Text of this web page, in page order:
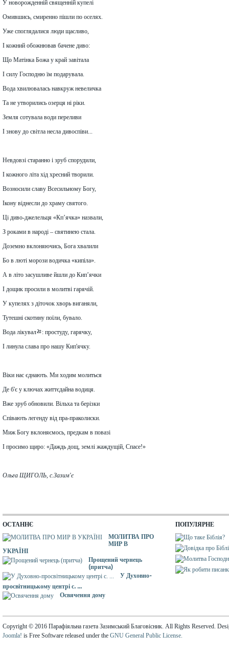
У новорожденній священній купелі
Омившись, смиренно пішли по оселях.
Уже споглядалися люди щасливо,
І кожний обожнював бачене диво:
Що Матінка Божа у край завітала
І силу Господню їм подарувала.
Вода хвилювалась навкруж невеличка
Та не утворились озерця ні ріки.
Земля сотувала води переливи
І знову до світла несла дивоспіви...
Невдовзі старанно і зруб спорудили,
І кожного літа хід хресний творили.
Возносили славу Всесильному Богу,
Ікону віднесли до храму святого.
Ці диво-джелельця «Кп’ячка» назвали,
З роками в народі – святинею стала.
Доземно вклоняючись, Бога хвалили
Бо в люті морози водичка «кипіла».
А в літо засушливе йшли до Кип’ячки
І дощик просили в молитві гарячій.
У купелях з діточок хворь виганяли,
Тутешні скотину поїли, бувало.
Вода лікувалﾰ: простуду, гарячку,
І линула слава про нашу Кип'ячку.
Віки нас єднають. Ми ходим молиться
Де б'є у ключах життєдайна водиця.
Вже зруб обновили. Вільха та берізки
Співають легенду від пра-праколиски.
Миж Богу вклоняємось, предкам в повазі
І просимо щиро: «Даждь дощ, землі жаждущій, Спасе!»
Ольга ЩИГОЛЬ, с.Зазим'є
ОСТАННЄ
МОЛИТВА ПРО
МИР В
УКРАЇНІ
Прощений чернець
(притча)
У Духовно-
просвітницькому центрі с. ...
Освячення дому
ПОПУЛЯРНЕ
Copyright © 2016 Парафіяльна газета Зазимський Благовісник. All Rights Reserved.
Joomla! is Free Software released under the GNU General Public License.